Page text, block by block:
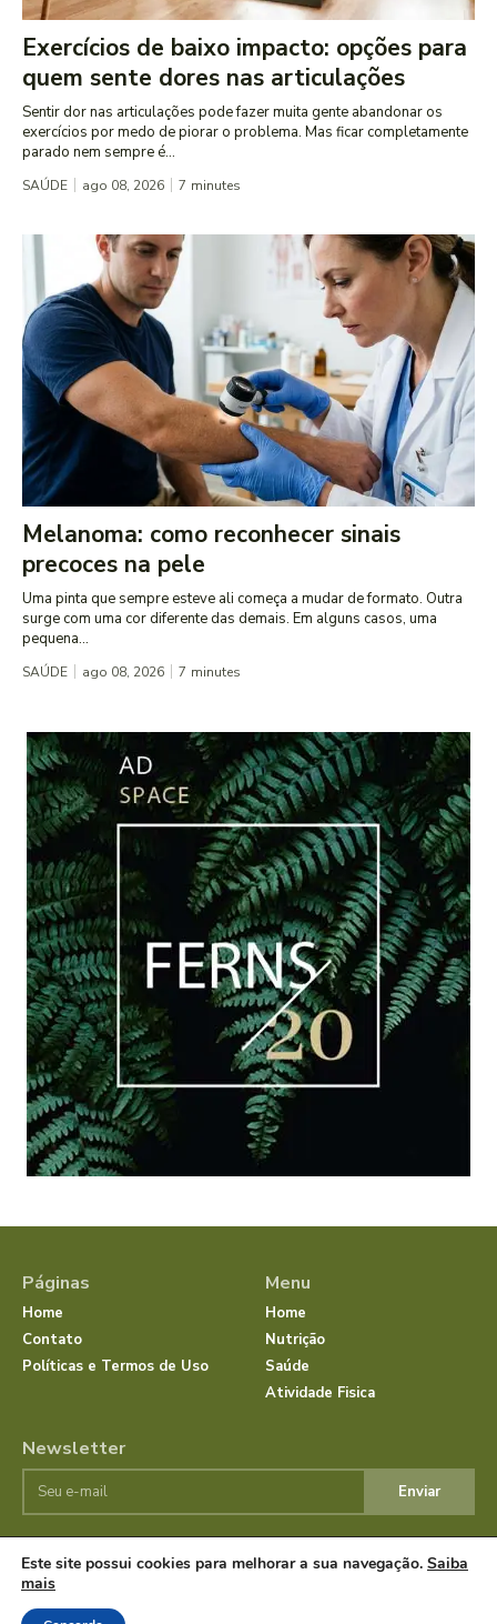
Exercícios de baixo impacto: opções para
quem sente dores nas articulações
Sentir dor nas articulações pode fazer muita gente abandonar os
exercícios por medo de piorar o problema. Mas ficar completamente
parado nem sempre é...
SAÚDE ago 08, 2026 7 minutes
Melanoma: como reconhecer sinais
precoces na pele
Uma pinta que sempre esteve ali começa a mudar de formato. Outra
surge com uma cor diferente das demais. Em alguns casos, uma
pequena...
SAÚDE ago 08, 2026 7 minutes
Páginas
Home
Contato
Políticas e Termos de Uso
Menu
Home
Nutrição
Saúde
Atividade Fisica
Newsletter
Enviar
© JornalSaudeBemEstar.Com.Br 2025 Todos os direitos
reservados.
Este site possui cookies para melhorar a sua navegação. Saiba
mais